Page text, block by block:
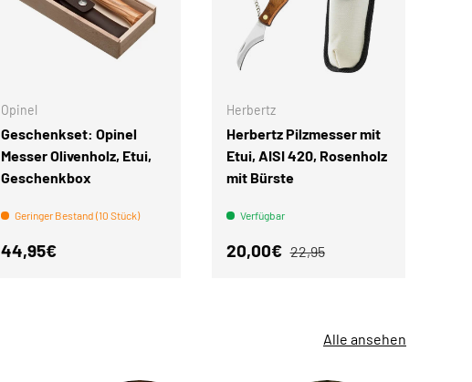
Opinel
Geschenkset: Opinel
Messer Olivenholz, Etui,
Geschenkbox
Geringer Bestand (10 Stück)
Normaler Preis
44,95€
IN DEN WARENKORB
Herbertz
Herbertz Pilzmesser mit
Etui, AISI 420, Rosenholz
mit Bürste
Verfügbar
Verkaufspreis
20,00€ Normaler Preis
22,95
IN DEN WARENKORB
Alle ansehen